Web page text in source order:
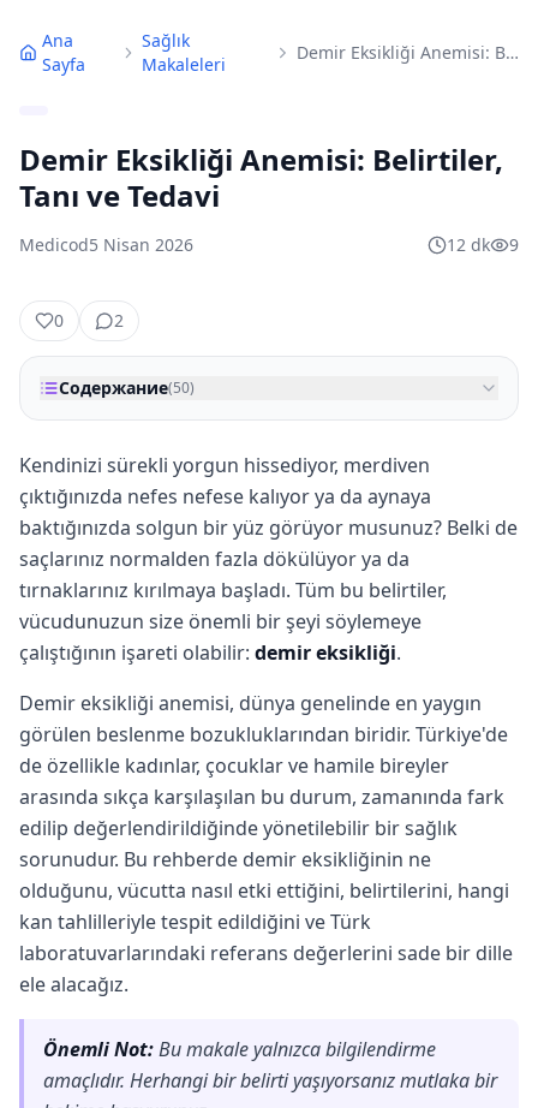
Ana
Sayfa
Sağlık
Makaleleri
Demir Eksikliği Anemisi: Belirtiler, Tanı ve Tedavi
Demir Eksikliği Anemisi: Belirtiler,
Tanı ve Tedavi
Medicod5 Nisan 2026 12 dk 9
0 2
Содержание(50)
Kendinizi sürekli yorgun hissediyor, merdiven
çıktığınızda nefes nefese kalıyor ya da aynaya
baktığınızda solgun bir yüz görüyor musunuz? Belki de
saçlarınız normalden fazla dökülüyor ya da
tırnaklarınız kırılmaya başladı. Tüm bu belirtiler,
vücudunuzun size önemli bir şeyi söylemeye
çalıştığının işareti olabilir: demir eksikliği.
Demir eksikliği anemisi, dünya genelinde en yaygın
görülen beslenme bozukluklarından biridir. Türkiye'de
de özellikle kadınlar, çocuklar ve hamile bireyler
arasında sıkça karşılaşılan bu durum, zamanında fark
edilip değerlendirildiğinde yönetilebilir bir sağlık
sorunudur. Bu rehberde demir eksikliğinin ne
olduğunu, vücutta nasıl etki ettiğini, belirtilerini, hangi
kan tahlilleriyle tespit edildiğini ve Türk
laboratuvarlarındaki referans değerlerini sade bir dille
ele alacağız.
Önemli Not:Bu makale yalnızca bilgilendirme
amaçlıdır. Herhangi bir belirti yaşıyorsanız mutlaka bir